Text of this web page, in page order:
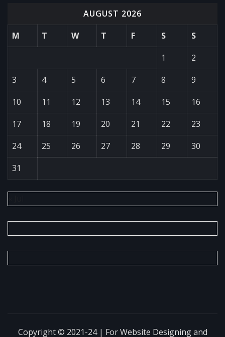
AUGUST 2026
M
T W T F S
S
1
2
3
4 5 6 7 8
9
10
11 12 13 14 15
16
17
18 19 20 21 22
23
24
25 26 27 28 29
30
31
Copyright © 2021-24 | For Website Designing and